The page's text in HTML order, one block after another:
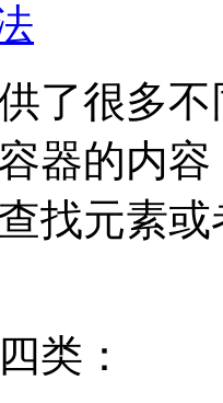
了很多
器的内
找元素
类：